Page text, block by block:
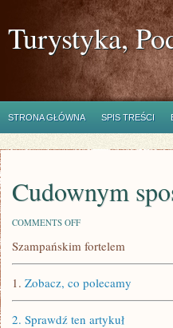
Turystyka,
STRONA GŁÓWNA SPIS TREŚCI
Cudownym
COMMENTS OFFON
SPOSOBEM
Szampańskim fortelem
1. Zobacz, co polecamy
2. Sprawdź ten artykuł